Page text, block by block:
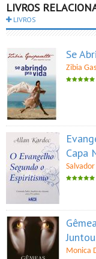
LIVROS
LIVROS
Se
Zibia
Capa
Juntou
Monica